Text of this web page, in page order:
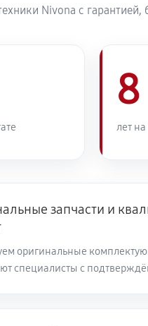
Nivona с гарантией,
8
лет
запчасти и
оригинальные
специалисты с